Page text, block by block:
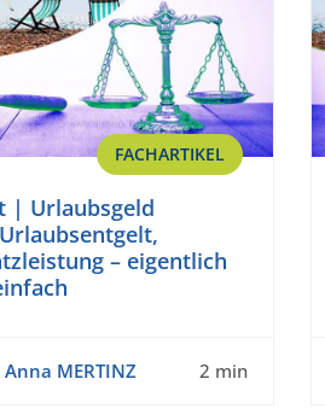
FACHARTIKEL
| Urlaubsgeld
– eigentlich
Anna MERTINZ 2 min